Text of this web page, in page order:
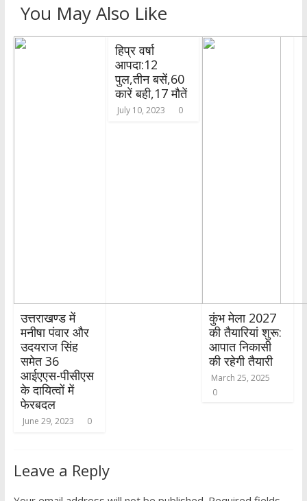
You May Also Like
उत्तराखण्ड में
मनीषा पंवार और
उदयराज सिंह
समेत 36
आईएएस-पीसीएस
के दायित्वों में
फेरबदल
June 29, 2023 0
हिप्र वर्षा
आपदा:12
पुल,तीन बसें,60
कारें बही,17 मौतें
July 10, 2023 0
कुंभ मेला 2027
की तैयारियां शुरू:
आपात निकासी
की रहेगी तैयारी
March 25, 2025
0
Leave a Reply